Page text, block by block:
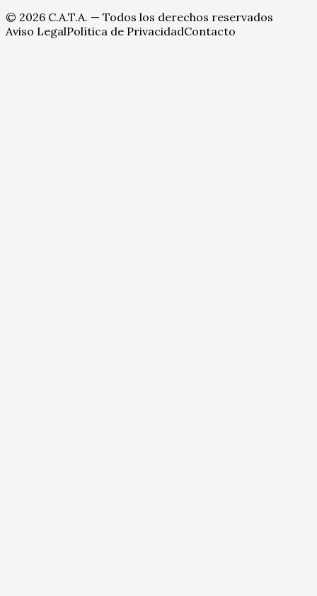
© 2026 C.A.T.A. — Todos los derechos reservados
Aviso LegalPolítica de PrivacidadContacto